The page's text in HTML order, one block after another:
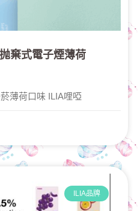
棄式電子煙薄荷
薄荷口味 ILIA哩啞
ILIA品牌